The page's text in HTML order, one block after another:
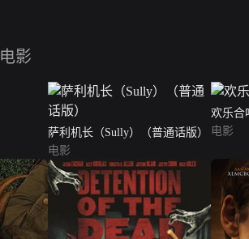
电影
萨利机长（Sully）（普通话版）
电影
欢乐合
电影